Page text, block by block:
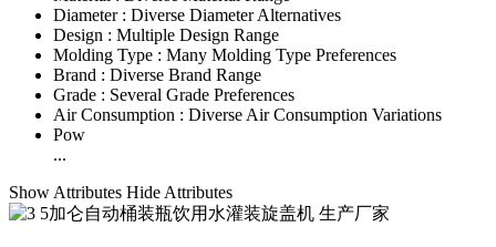
Diameter : Diverse Diameter Alternatives
Design : Multiple Design Range
Molding Type : Many Molding Type Preferences
Brand : Diverse Brand Range
Grade : Several Grade Preferences
Air Consumption : Diverse Air Consumption Variations
Pow
...
Show Attributes Hide Attributes